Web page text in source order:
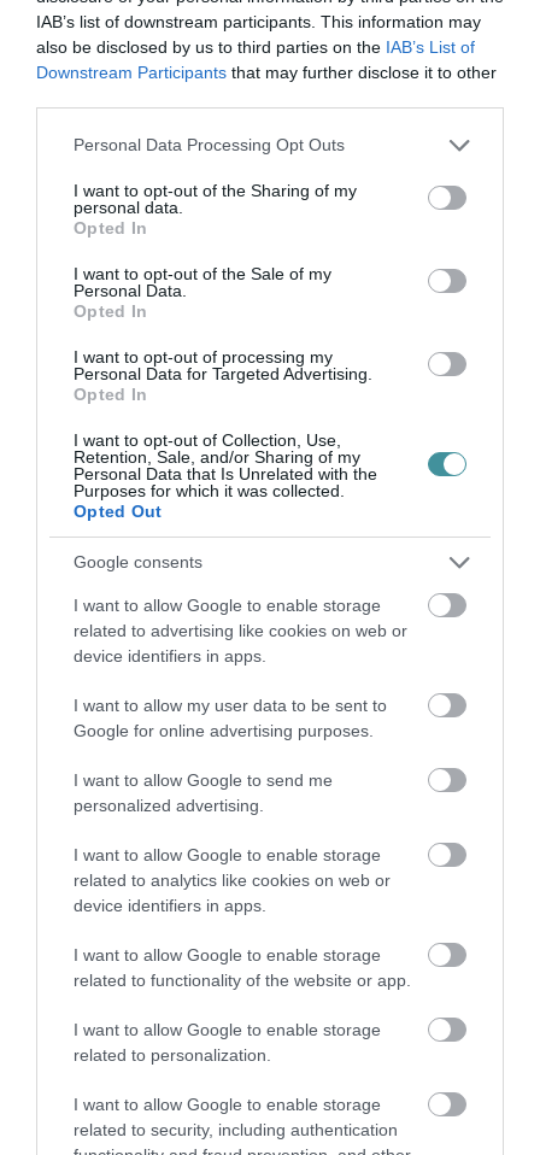
IAB’s list of downstream participants. This information may
also be disclosed by us to third parties on the IAB’s List of
Downstream Participants that may further disclose it to other
Please note that this website/app uses one or more Google
not limited to your visit or usage behaviour. You may click to
grant or deny consent to Google and its third-party tags to
use your data for below specified purposes in below Google
consent section.
Personal Data Processing Opt Outs
I want to opt-out of the Sharing of my
personal data.
Opted In
I want to opt-out of the Sale of my
Personal Data.
Opted In
I want to opt-out of processing my
Personal Data for Targeted Advertising.
Opted In
I want to opt-out of Collection, Use,
Retention, Sale, and/or Sharing of my
Personal Data that Is Unrelated with the
Purposes for which it was collected.
Opted Out
Google consents
I want to allow Google to enable storage
related to advertising like cookies on web or
device identifiers in apps.
I want to allow my user data to be sent to
Google for online advertising purposes.
I want to allow Google to send me
personalized advertising.
I want to allow Google to enable storage
related to analytics like cookies on web or
device identifiers in apps.
I want to allow Google to enable storage
related to functionality of the website or app.
I want to allow Google to enable storage
related to personalization.
I want to allow Google to enable storage
related to security, including authentication
bennünket az EGRI ÜGYEK Google Hírek oldalán!
VISSZA A FŐOLDALRA
Legfrissebb híreink
2026. augusztus 09
FELADAT JÖHET AZ ALSÓ ...
2026. augusztus 08|Mindenki ügye
BAKA ANDRÁST JELÖLI KÖZTÁRSASÁGI
ELNÖKNEK A TISZA
ÚJ MAGYAR KÜLÜGYI STRATÉGIA KÉSZÜL,
TELJES SZAKÍTÁS JÖN A...
Mindenki ügye